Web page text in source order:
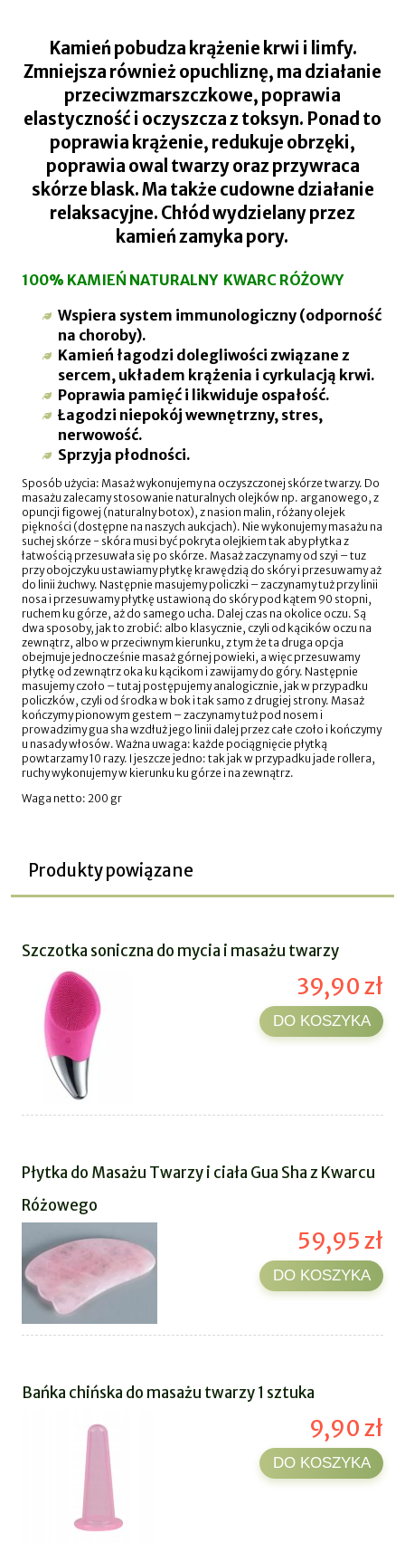
Kamień pobudza krążenie krwi i limfy.
Zmniejsza również opuchliznę, ma działanie
przeciwzmarszczkowe, poprawia
elastyczność i oczyszcza z toksyn. Ponad to
poprawia krążenie, redukuje obrzęki,
poprawia owal twarzy oraz przywraca
skórze blask. Ma także cudowne działanie
relaksacyjne. Chłód wydzielany przez
kamień zamyka pory.
100% KAMIEŃ NATURALNY KWARC RÓŻOWY
Wspiera system immunologiczny (odporność
na choroby).
Kamień łagodzi dolegliwości związane z
sercem, układem krążenia i cyrkulacją krwi.
Poprawia pamięć i likwiduje ospałość.
Łagodzi niepokój wewnętrzny, stres,
nerwowość.
Sprzyja płodności.
Sposób użycia: Masaż wykonujemy na oczyszczonej skórze twarzy. Do
masażu zalecamy stosowanie naturalnych olejków np. arganowego, z
opuncji figowej (naturalny botox), z nasion malin, różany olejek
piękności (dostępne na naszych aukcjach). Nie wykonujemy masażu na
suchej skórze - skóra musi być pokryta olejkiem tak aby płytka z
łatwością przesuwała się po skórze. Masaż zaczynamy od szyi – tuz
przy obojczyku ustawiamy płytkę krawędzią do skóry i przesuwamy aż
do linii żuchwy. Następnie masujemy policzki – zaczynamy tuż przy linii
nosa i przesuwamy płytkę ustawioną do skóry pod kątem 90 stopni,
ruchem ku górze, aż do samego ucha. Dalej czas na okolice oczu. Są
dwa sposoby, jak to zrobić: albo klasycznie, czyli od kącików oczu na
zewnątrz, albo w przeciwnym kierunku, z tym że ta druga opcja
obejmuje jednocześnie masaż górnej powieki, a więc przesuwamy
płytkę od zewnątrz oka ku kącikom i zawijamy do góry. Następnie
masujemy czoło – tutaj postępujemy analogicznie, jak w przypadku
policzków, czyli od środka w bok i tak samo z drugiej strony. Masaż
kończymy pionowym gestem – zaczynamy tuż pod nosem i
prowadzimy gua sha wzdłuż jego linii dalej przez całe czoło i kończymy
u nasady włosów. Ważna uwaga: każde pociągnięcie płytką
powtarzamy 10 razy. I jeszcze jedno: tak jak w przypadku jade rollera,
ruchy wykonujemy w kierunku ku górze i na zewnątrz.
Waga netto: 200 gr
Produkty powiązane
Szczotka soniczna do mycia i masażu twarzy
39,90 zł
DO KOSZYKA
Płytka do Masażu Twarzy i ciała Gua Sha z Kwarcu
Różowego
59,95 zł
DO KOSZYKA
Bańka chińska do masażu twarzy 1 sztuka
9,90 zł
DO KOSZYKA